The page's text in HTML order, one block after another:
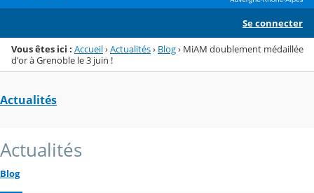
Se connecter
Vous êtes ici : Accueil›Actualités› Blog› MiAM doublement médaillée
d'or à Grenoble le 3 juin !
Actualités
Actualités
Blog